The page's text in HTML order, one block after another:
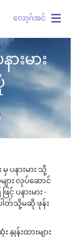
လော့ဂ်အင်
းမား
ပနားမား သို့
ား လုပ်ဆောင်
ပနားမား -
တ်သို့မဆို ဖုန်း
န်းထားများ